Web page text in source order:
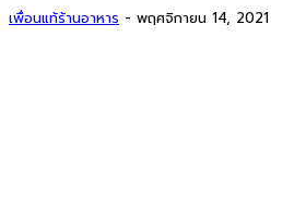
เพื่อนแท้ร้านอาหาร - พฤศจิกายน 14, 2021